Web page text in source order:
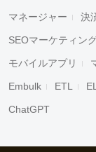
マネージャー 決
SEOマーケティン
モバイルアプリ
Embulk ETL
ChatGPT